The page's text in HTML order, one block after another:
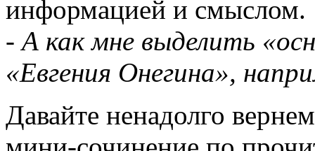
информацией и смыслом.
- А как мне выделить
«Евгения Онегина»,
Давайте ненадолго